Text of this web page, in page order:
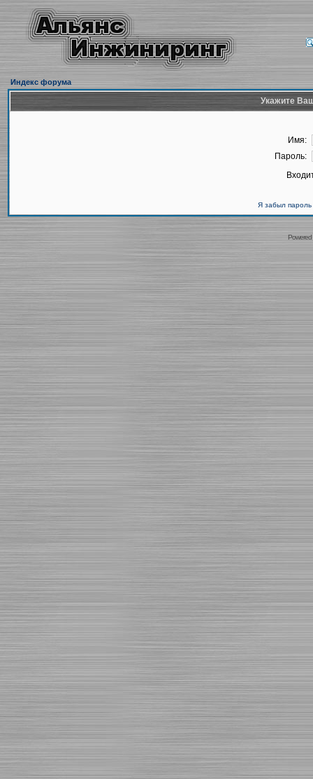
Индекс форума
Укажите
Имя:
Пароль:
Я забыл пароль